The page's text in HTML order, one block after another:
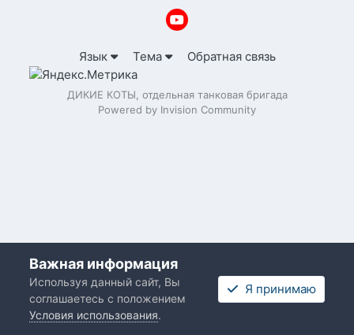
Язык Тема Обратная связь
ДИКИЕ КОТЫ, отдельная танковая бригада
Powered by Invision Community
Важная информация
Используя данный сайт, Вы
соглашаетесь с положением
Условия использования.
Я принимаю